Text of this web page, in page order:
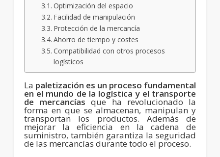
Optimización del espacio
Facilidad de manipulación
Protección de la mercancía
Ahorro de tiempo y costes
Compatibilidad con otros procesos
logísticos
La paletización es un proceso fundamental
en el mundo de la logística y el transporte
de mercancías que ha revolucionado la
forma en que se almacenan, manipulan y
transportan los productos. Además de
mejorar la eficiencia en la cadena de
suministro, también garantiza la seguridad
de las mercancías durante todo el proceso.